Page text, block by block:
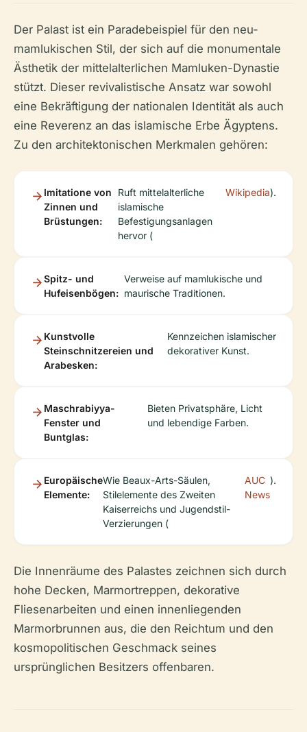
Der Palast ist ein Paradebeispiel für den neu-
mamlukischen Stil, der sich auf die monumentale
Ästhetik der mittelalterlichen Mamluken-Dynastie
stützt. Dieser revivalistische Ansatz war sowohl
eine Bekräftigung der nationalen Identität als auch
eine Reverenz an das islamische Erbe Ägyptens.
Zu den architektonischen Merkmalen gehören:
Imitatione von
Zinnen und
Brüstungen:
Ruft mittelalterliche
islamische
Befestigungsanlagen
hervor (
Wikipedia).
Spitz- und
Hufeisenbögen:
Verweise auf mamlukische und
maurische Traditionen.
Kunstvolle
Steinschnitzereien und
Arabesken:
Kennzeichen islamischer
dekorativer Kunst.
Maschrabiyya-
Fenster und
Buntglas:
Bieten Privatsphäre, Licht
und lebendige Farben.
Europäische
Elemente:
Wie Beaux-Arts-Säulen,
Stilelemente des Zweiten
Kaiserreichs und Jugendstil-
Verzierungen (
AUC
News
).
Die Innenräume des Palastes zeichnen sich durch
hohe Decken, Marmortreppen, dekorative
Fliesenarbeiten und einen innenliegenden
Marmorbrunnen aus, die den Reichtum und den
kosmopolitischen Geschmack seines
ursprünglichen Besitzers offenbaren.